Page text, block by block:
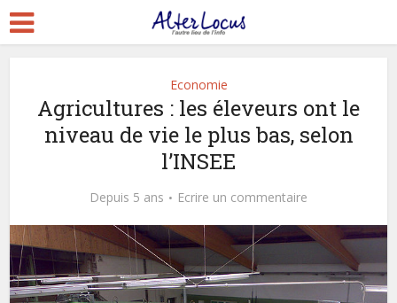
Economie
Agricultures : les éleveurs ont le
niveau de vie le plus bas, selon
l’INSEE
Depuis 5 ans Ecrire un commentaire